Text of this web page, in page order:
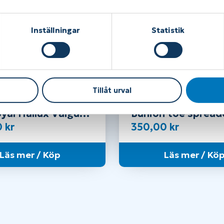
Inställningar Statistik
Tillåt urval
Hallux Valgus-
kr
Läs mer / Köp
Bunion toe
350,00 kr
Läs mer / Köp